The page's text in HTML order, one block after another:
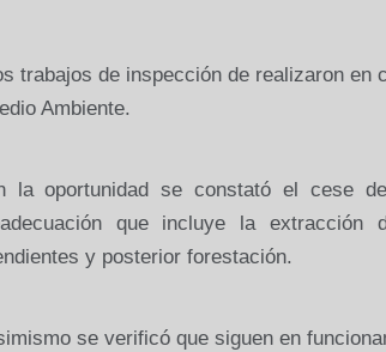
trabajos de inspección de realizaron
Ambiente.
la oportunidad se constató el cese
que incluye la extracción
y posterior forestación.
se verificó que siguen en